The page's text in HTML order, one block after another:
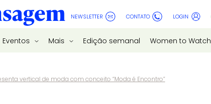
NEWSLETTER CONTATO LOGIN
Eventos Mais Edição semanal Women to Watch
vertical de moda com conceito “Moda é Encontro”